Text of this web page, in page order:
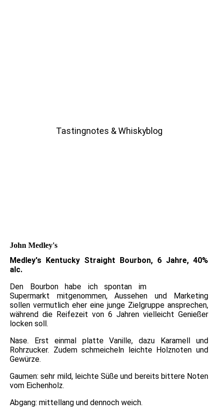
Tastingnotes & Whiskyblog
John Medley's
Medley's Kentucky Straight Bourbon, 6 Jahre, 40%
alc.
Den Bourbon habe ich spontan im
Supermarkt mitgenommen, Aussehen und Marketing
sollen vermutlich eher eine junge Zielgruppe ansprechen,
während die Reifezeit von 6 Jahren vielleicht Genießer
locken soll.
Nase. Erst einmal platte Vanille, dazu Karamell und
Rohrzucker. Zudem schmeicheln leichte Holznoten und
Gewürze.
Gaumen: sehr mild, leichte Süße und bereits bittere Noten
vom Eichenholz.
Abgang: mittellang und dennoch weich.